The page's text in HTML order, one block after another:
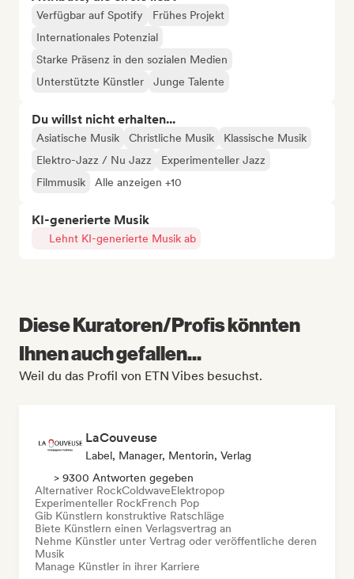
Verfügbar auf Spotify
Frühes Projekt
Internationales Potenzial
Starke Präsenz in den sozialen Medien
Unterstützte Künstler
Junge Talente
Du willst nicht erhalten...
Asiatische Musik Christliche Musik
Klassische Musik
Elektro-Jazz / Nu Jazz
Experimenteller Jazz
Filmmusik
Alle anzeigen +10
KI-generierte Musik
Lehnt KI-generierte Musik ab
Diese Kuratoren/Profis könnten
Ihnen auch gefallen...
Weil du das Profil von ETN Vibes besuchst.
LaCouveuse
Label, Manager, Mentorin, Verlag
> 9300 Antworten gegeben
Alternativer RockColdwaveElektropop
Experimenteller RockFrench Pop
Gib Künstlern konstruktive Ratschläge
Biete Künstlern einen Verlagsvertrag an
Nehme Künstler unter Vertrag oder veröffentliche deren
Musik
Manage Künstler in ihrer Karriere